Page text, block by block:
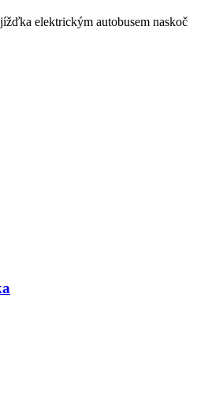
elektrickým autobusem naskoč